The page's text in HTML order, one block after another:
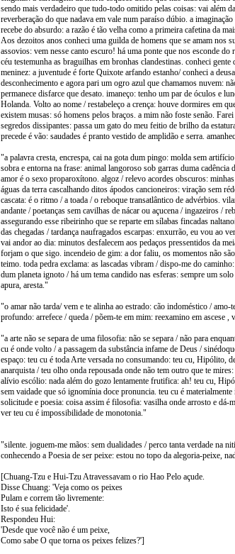
sendo mais verdadeiro que tudo-todo omitido pelas coisas: vai além
reverberação do que nadava em vale num paraíso dúbio. a
recebe do absurdo: a razão é tão velha como a primeira cafetina da
Aos dezoitos anos conheci uma guilda de homens que se amam nos
assovios: vem nesse canto escuro! há uma ponte que nos esconde
céu testemunha as braguilhas em bronhas clandestinas. conheci
meninez: a juventude é forte Quixote arfando estanho/ conheci a
desconhecimento e agora pari um ogro azul que chamamos nuvem:
permanece disfarce que desato. imaneço: tenho um par de óculos e
Holanda. Volto ao nome / restabeleço a crença: houve dormires em
existem musas: só homens pelos braços. a mim não foste senão.
segredos dissipantes: passa um gato do meu feitio de brilho da
precede é vão: saudades é pranto vestido de amplidão e serra.
"a palavra cresta, encrespa, cai na gota dum pingo: molda sem
sobra e entorna na frase: animal langoroso sob garras duma cadência
amor é o sexo proparoxítono. algoz / relevo acordes obscuros:
águas da terra cascalhando ditos ápodos cancioneiros: viração sem
cascata: é o ritmo / a toada / o reboque transatlântico de advérbios.
andante / poetanças sem cavilhas de nácar ou açucena / ingazeiros /
assegurando esse ribeirinho que se reparte em sílabas fincadas
das chegadas / tardança naufragados escarpas: enxurrão, eu vou ao
vai andor ao dia: minutos desfalecem aos pedaços pressentidos da
forjam o que sigo. incendeio de gim: a dor faliu, os momentos não
teimo. toda pedra exclama: as lascadas vibram / dispo-me do
dum planeta ignoto / há um tema candido nas esferas: sempre um
apura, aresta."
"o amar não tarda/ vem e te alinha ao estrado: cão indoméstico /
profundo: arrefece / queda / põem-te em mim: reexamino em ascese
"a arte não se separa de uma filosofia: não se separa / não para
cu é onde volto / a passagem da substância infame de Deus /
espaço: teu cu é toda Arte versada no consumando: teu cu, Hipólito,
anarquista / teu olho onda repousada onde não tem outro que te
alívio escólio: nada além do gozo lentamente frutifica: ah! teu cu,
sem vaidade que só ignomínia doce pronuncia. teu cu é
solicitude e poesia: coisa assim é filosofia: vasilha onde arrosto e dá-
ver teu cu é impossibilidade de monotonia."
"silente. joguem-me mãos: sem dualidades / perco tanta verdade na
conhecendo a Poesia de ser peixe: estou no topo da alegoria-peixe,
[Chuang-Tzu e Hui-Tzu Atravessavam o rio Hao Pelo açude.
Disse Chuang: 'Veja como os peixes
Pulam e correm tão livremente:
Isto é sua felicidade'.
Respondeu Hui:
'Desde que você não é um peixe,
Como sabe O que torna os peixes felizes?']